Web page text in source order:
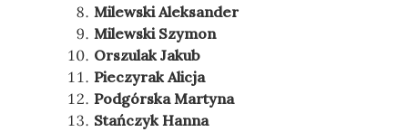
Milewski Aleksander
Milewski Szymon
Orszulak Jakub
Pieczyrak Alicja
Podgórska Martyna
Stańczyk Hanna